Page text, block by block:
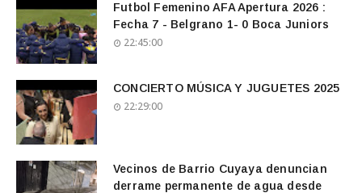
Futbol Femenino AFA Apertura 2026 :
Fecha 7 - Belgrano 1- 0 Boca Juniors
22:45:00
CONCIERTO MÚSICA Y JUGUETES 2025
22:29:00
Vecinos de Barrio Cuyaya denuncian
derrame permanente de agua desde